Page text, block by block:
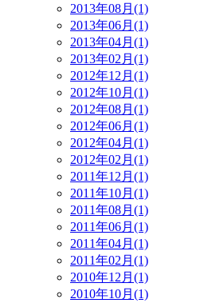
2013年08月(1)
2013年06月(1)
2013年04月(1)
2013年02月(1)
2012年12月(1)
2012年10月(1)
2012年08月(1)
2012年06月(1)
2012年04月(1)
2012年02月(1)
2011年12月(1)
2011年10月(1)
2011年08月(1)
2011年06月(1)
2011年04月(1)
2011年02月(1)
2010年12月(1)
2010年10月(1)